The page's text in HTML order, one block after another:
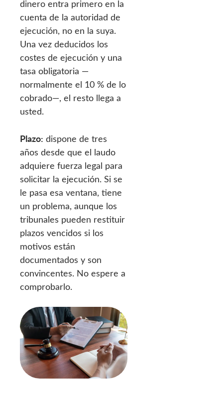
dinero entra primero en la
cuenta de la autoridad de
ejecución, no en la suya.
Una vez deducidos los
costes de ejecución y una
tasa obligatoria —
normalmente el 10 % de lo
cobrado—, el resto llega a
usted.
Plazo: dispone de tres
años desde que el laudo
adquiere fuerza legal para
solicitar la ejecución. Si se
le pasa esa ventana, tiene
un problema, aunque los
tribunales pueden restituir
plazos vencidos si los
motivos están
documentados y son
convincentes. No espere a
comprobarlo.